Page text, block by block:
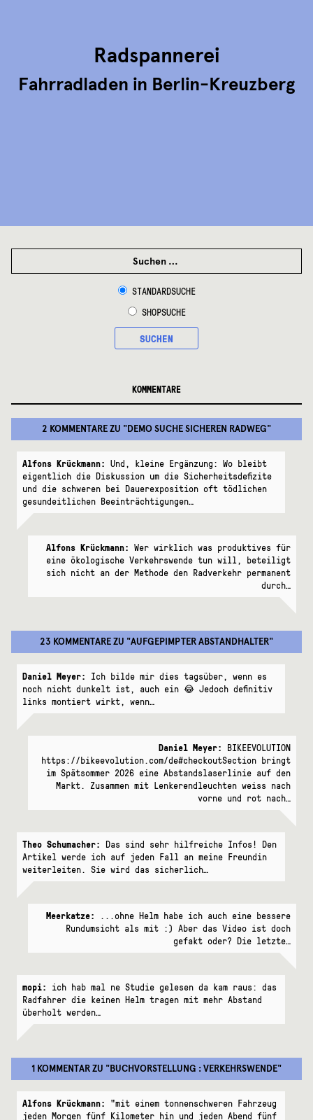
Radspannerei
Fahrradladen in Berlin-Kreuzberg
STANDARDSUCHE
SHOPSUCHE
SUCHEN
KOMMENTARE
2 KOMMENTAREZU "DEMO SUCHE SICHEREN RADWEG"
Alfons Krückmann: Und, kleine Ergänzung: Wo bleibt
eigentlich die Diskussion um die Sicherheitsdefizite
und die schweren bei Dauerexposition oft tödlichen
gesundeitlichen Beeinträchtigungen…
Alfons Krückmann: Wer wirklich was produktives für
eine ökologische Verkehrswende tun will, beteiligt
sich nicht an der Methode den Radverkehr permanent
durch…
23 KOMMENTAREZU "AUFGEPIMPTER ABSTANDHALTER"
Daniel Meyer: Ich bilde mir dies tagsüber, wenn es
noch nicht dunkelt ist, auch ein 😂 Jedoch definitiv
links montiert wirkt, wenn…
Daniel Meyer: BIKEEVOLUTION
https://bikeevolution.com/de#checkoutSection bringt
im Spätsommer 2026 eine Abstandslaserlinie auf den
Markt. Zusammen mit Lenkerendleuchten weiss nach
vorne und rot nach…
Theo Schumacher: Das sind sehr hilfreiche Infos! Den
Artikel werde ich auf jeden Fall an meine Freundin
weiterleiten. Sie wird das sicherlich…
Meerkatze:
...ohne Helm habe ich auch eine bessere
Rundumsicht als mit :) Aber das Video ist doch
gefakt oder? Die letzte…
mopi: ich hab mal ne Studie gelesen da kam raus: das
Radfahrer die keinen Helm tragen mit mehr Abstand
überholt werden…
1 KOMMENTARZU "BUCHVORSTELLUNG : VERKEHRSWENDE"
Alfons Krückmann: "mit einem tonnenschweren Fahrzeug
jeden Morgen fünf Kilometer hin und jeden Abend fünf